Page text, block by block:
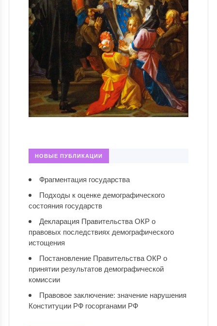
НОВЫЕ ПУБЛИКАЦИИ
Фрагментация государства
Подходы к оценке демографического
состояния государств
Декларация Правительства ОКР о
правовых последствиях демографического
истощения
Постановление Правительства ОКР о
принятии результатов демографической
комиссии
Правовое заключение: значение нарушения
Конституции РФ госорганами РФ